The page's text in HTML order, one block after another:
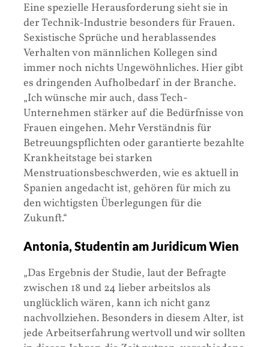
Eine spezielle Herausforderung sieht sie in
der Technik-Industrie besonders für Frauen.
Sexistische Sprüche und herablassendes
Verhalten von männlichen Kollegen sind
immer noch nichts Ungewöhnliches. Hier gibt
es dringenden Aufholbedarf in der Branche.
„Ich wünsche mir auch, dass Tech-
Unternehmen stärker auf die Bedürfnisse von
Frauen eingehen. Mehr Verständnis für
Betreuungspflichten oder garantierte bezahlte
Krankheitstage bei starken
Menstruationsbeschwerden, wie es aktuell in
Spanien angedacht ist, gehören für mich zu
den wichtigsten Überlegungen für die
Zukunft.“
Antonia, Studentin am Juridicum Wien
„Das Ergebnis der Studie, laut der Befragte
zwischen 18 und 24 lieber arbeitslos als
unglücklich wären, kann ich nicht ganz
nachvollziehen. Besonders in diesem Alter, ist
jede Arbeitserfahrung wertvoll und wir sollten